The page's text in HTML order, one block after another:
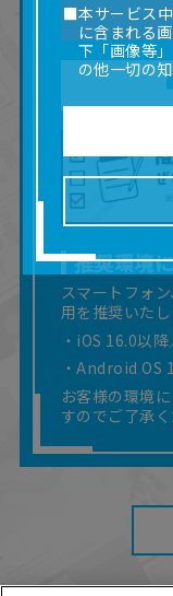
推奨環境
スマートフォ
用を推奨いたし
・iOS 16.0以
・Android OS
お客様の環境
すのでご了承く
■本サービス
に含まれる
下「画像等
の他一切の
の許諾を受
■取扱説明書及
使用（本サ
等の利用を
複写、改変
を含むがこ
いたします。
■掲載してい
た商品に同
す。
■対象商品仕
内容は予告
■当社は、取
ますが、取
はありませ
■お客様のご利
ご利用いた
■本サービス
かったこと
また、本サ
者の通信機
ューターウ
も負いませ